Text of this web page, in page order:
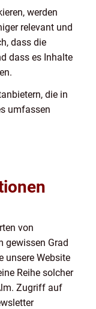
werden
relevant und
dass die
dass es Inhalte
die in
umfassen
von
gewissen Grad
unsere Website
Reihe solcher
Zugriff auf